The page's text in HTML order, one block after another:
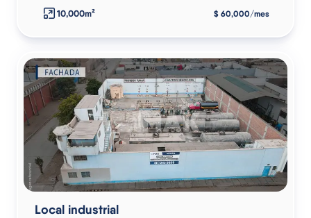
10,000m² $ 60,000/mes
Local industrial